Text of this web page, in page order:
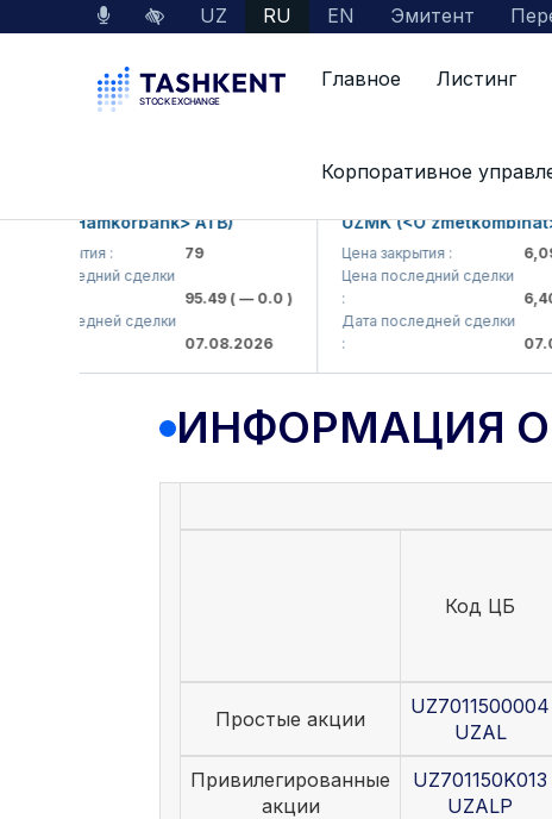
UZ RU EN Эмитент
Главное Листинг
Корпоративное
Информация о компании
(<Hamkorbank> ATB)
последний сделки
95.49( — 0.0 )
последней сделки
07.08.2026
UZMK (<O'zmetkombinat>
Цена закрытия :
6,099
Цена последний сделки
6,400(
Дата последней сделки
ИНФОРМАЦИЯ
Код ЦБ
Простые акции
UZ7011500004
UZAL
Привилегированные
акции
UZ701150K013
UZALP